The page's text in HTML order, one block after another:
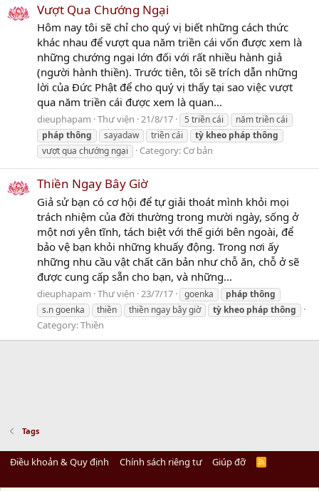
Vượt Qua Chướng Ngại
Hôm nay tôi sẽ chỉ cho quý vị biết những cách thức
khác nhau để vượt qua năm triền cái vốn được xem là
những chướng ngại lớn đối với rất nhiều hành giả
(người hành thiền). Trước tiên, tôi sẽ trích dẫn những
lời của Đức Phật để cho quý vị thấy tại sao việc vượt
qua năm triền cái được xem là quan...
dieuphapam Thư viện 21/8/17 5 triền cái
năm triền cái
pháp thông sayadaw triền cái tỳ kheo pháp thông
vượt qua chướng ngại
Category: Cơ bản
Thiền Ngay Bây Giờ
Giả sử bạn có cơ hội để tự giải thoát mình khỏi mọi
trách nhiệm của đời thường trong mười ngày, sống ở
một nơi yên tĩnh, tách biệt với thế giới bên ngoài, để
bảo vệ bạn khỏi những khuấy động. Trong nơi ấy
những nhu cầu vật chất căn bản như chỗ ăn, chỗ ở sẽ
được cung cấp sẵn cho bạn, và những...
dieuphapam Thư viện 23/7/17 goenka pháp thông
s.n goenka
thiền thiền ngay bây giờ tỳ kheo pháp thông
Category:Thiền
Tags
Điều khoản & Quy định Chính sách riêng tư Giúp đỡ
R